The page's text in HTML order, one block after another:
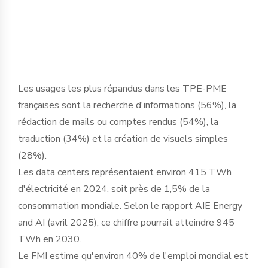
Les usages les plus répandus dans les TPE-PME
françaises sont la recherche d'informations (56%), la
rédaction de mails ou comptes rendus (54%), la
traduction (34%) et la création de visuels simples
(28%).
Les data centers représentaient environ 415 TWh
d'électricité en 2024, soit près de 1,5% de la
consommation mondiale. Selon le rapport AIE Energy
and AI (avril 2025), ce chiffre pourrait atteindre 945
TWh en 2030.
Le FMI estime qu'environ 40% de l'emploi mondial est